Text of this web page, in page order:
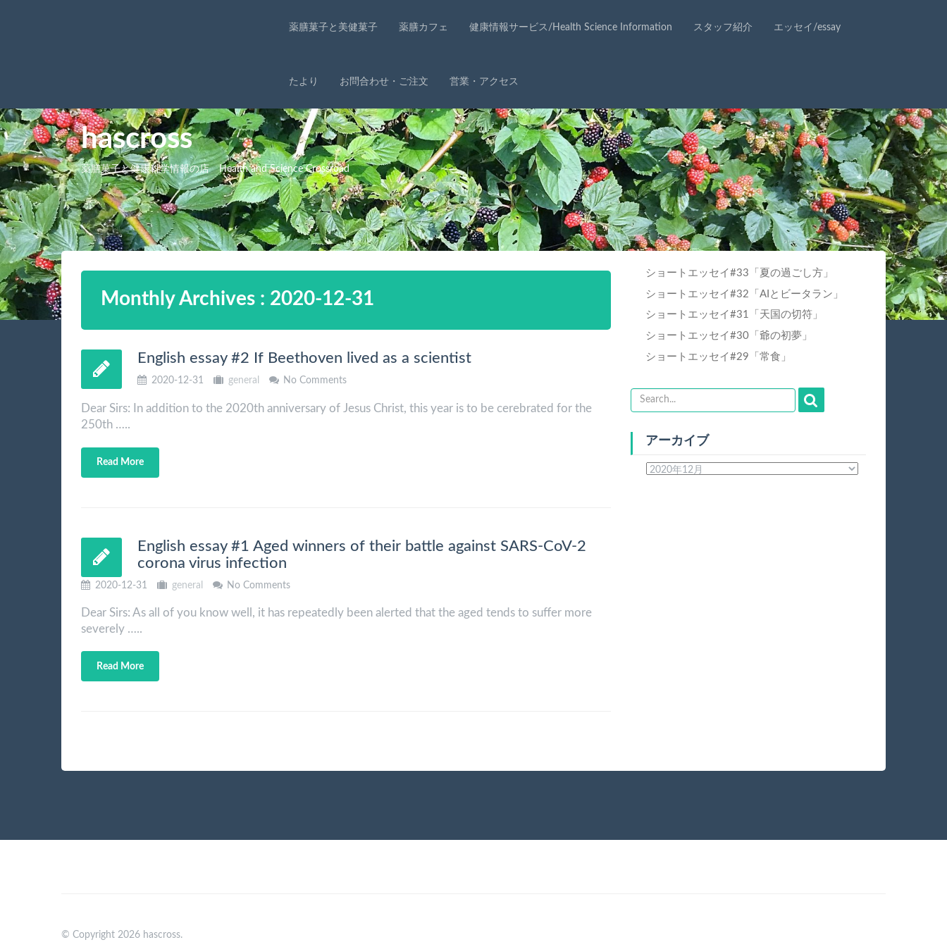
薬膳菓子と美健菓子 薬膳カフェ 健康情報サービス/Health Science Information スタッフ紹介 エッセイ/essay
たより お問合わせ・ご注文 営業・アクセス
hascross
薬膳菓子と健康科学情報の店 Health and Science Crossroad
Monthly Archives : 2020-12-31
English essay #2 If Beethoven lived as a scientist
2020-12-31 general No Comments
Dear Sirs: In addition to the 2020th anniversary of Jesus Christ, this year is to be cerebrated for the
250th …..
Read More
English essay #1 Aged winners of their battle against SARS-CoV-2
corona virus infection
2020-12-31 general No Comments
Dear Sirs: As all of you know well, it has repeatedly been alerted that the aged tends to suffer more
severely …..
Read More
ショートエッセイ#33「夏の過ごし方」
ショートエッセイ#32「AIとビータラン」
ショートエッセイ#31「天国の切符」
ショートエッセイ#30「爺の初夢」
ショートエッセイ#29「常食」
アーカイブ
© Copyright 2026 hascross.